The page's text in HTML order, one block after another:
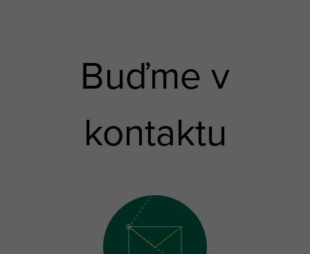
Buďme v
kontaktu